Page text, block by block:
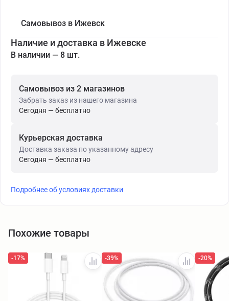
Самовывоз в Ижевск
Наличие и доставка в Ижевске
В наличии — 8 шт.
Самовывоз из 2 магазинов
Забрать заказ из нашего магазина
Сегодня — бесплатно
Курьерская доставка
Доставка заказа по указанному адресу
Сегодня — бесплатно
Подробнее об условиях доставки
Похожие товары
-17% -39% -20%